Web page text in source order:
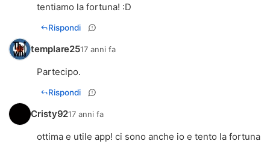
tentiamo la fortuna! :D
Rispondi
templare2517 anni fa
Partecipo.
Rispondi
Cristy9217 anni fa
ottima e utile app! ci sono anche io e tento la fortuna